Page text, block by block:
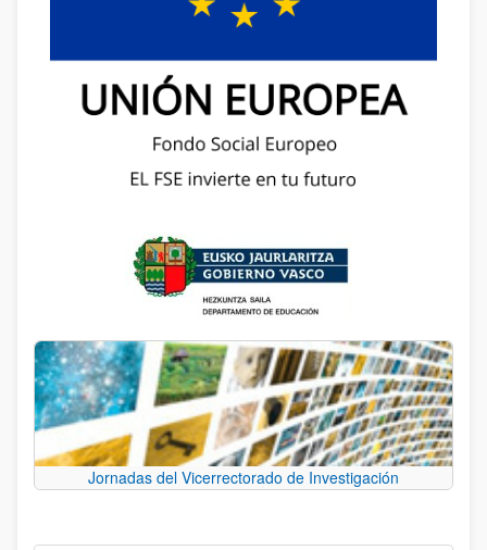
Jornadas del Vicerrectorado de Investigación